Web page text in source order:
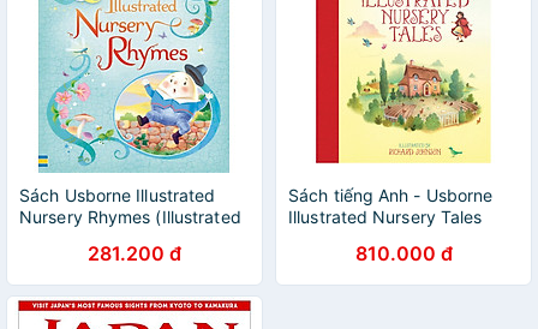
Sách Usborne Illustrated
Nursery Rhymes (Illustrated
281.200 đ
Sách tiếng Anh - Usborne
Illustrated Nursery Tales
810.000 đ